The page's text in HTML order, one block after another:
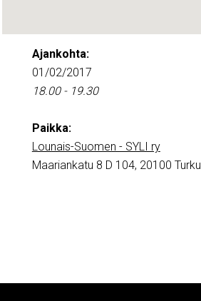
Ajankohta:
01/02/2017
18.00 - 19.30
Paikka:
Lounais-Suomen - SYLI ry
Maariankatu 8 D 104, 20100 Turku